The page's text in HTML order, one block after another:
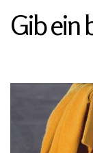
Gib ein